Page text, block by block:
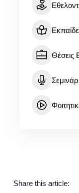
Θέσεις
Share this article: